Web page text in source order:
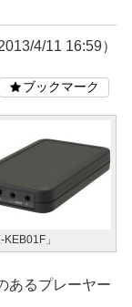
2013/4/11 16:59）
ブックマーク
KEB01F」
あるプレーヤー